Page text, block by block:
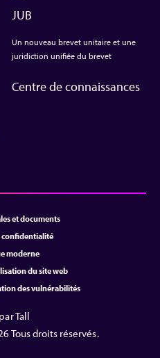
JUB
Un nouveau brevet unitaire et une
juridiction unifiée du brevet
Centre de connaissances
et documents
moderne
du site web
des vulnérabilités
Tall
Tous droits réservés.